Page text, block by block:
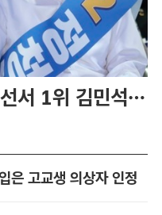
서 1위 김민석…
은 고교생 의상자 인정